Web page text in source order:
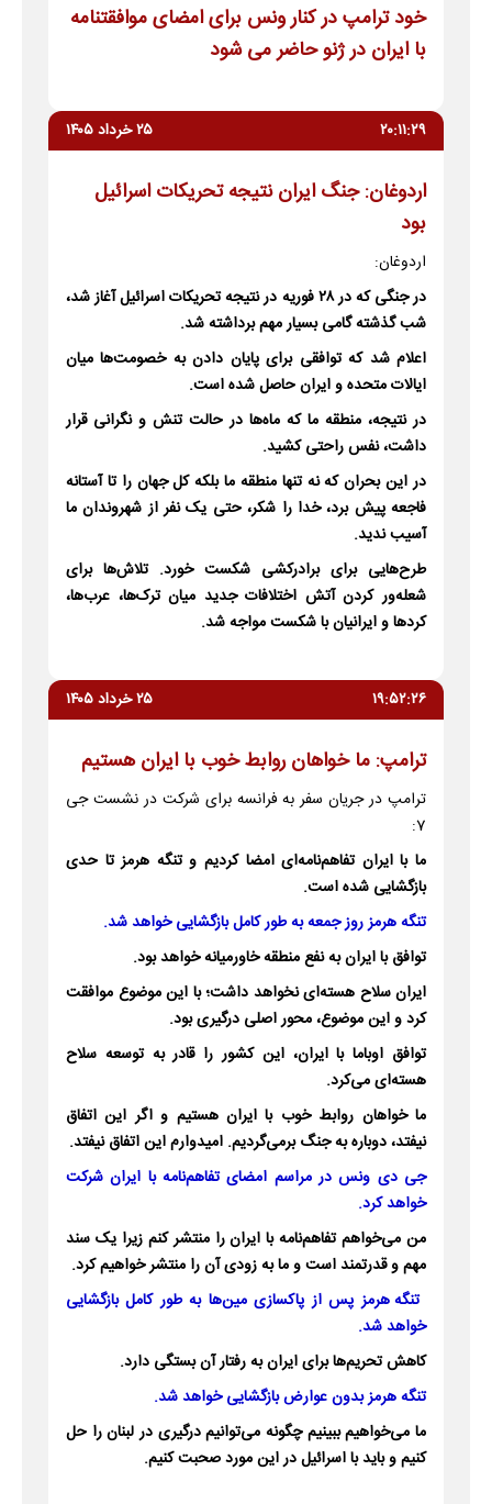
خود ترامپ در کنار ونس برای امضای موافقتنامه
با ایران در ژنو حاضر می شود
۲۰:۱۱:۲۹ ۲۵ خرداد ۱۴۰۵
اردوغان: جنگ ایران نتیجه تحریکات اسرائیل
بود
اردوغان:
در جنگی که در ۲۸ فوریه در نتیجه تحریکات اسرائیل آغاز شد،
شب گذشته گامی بسیار مهم برداشته شد.
اعلام شد که توافقی برای پایان دادن به خصومت‌ها میان
ایالات متحده و ایران حاصل شده است.
در نتیجه، منطقه ما که ماه‌ها در حالت تنش و نگرانی قرار
داشت، نفس راحتی کشید.
در این بحران که نه تنها منطقه ما بلکه کل جهان را تا آستانه
فاجعه پیش برد، خدا را شکر، حتی یک نفر از شهروندان ما
آسیب ندید.
طرح‌هایی برای برادرکشی شکست خورد. تلاش‌ها برای
شعله‌ور کردن آتش اختلافات جدید میان ترک‌ها، عرب‌ها،
کردها و ایرانیان با شکست مواجه شد.
۱۹:۵۲:۲۶ ۲۵ خرداد ۱۴۰۵
ترامپ: ما خواهان روابط خوب با ایران هستیم
ترامپ در جریان سفر به فرانسه برای شرکت در نشست جی
7:
ما با ایران تفاهم‌نامه‌ای امضا کردیم و تنگه هرمز تا حدی
بازگشایی شده است.
تنگه هرمز روز جمعه به طور کامل بازگشایی خواهد شد.
توافق با ایران به نفع منطقه خاورمیانه خواهد بود.
ایران سلاح هسته‌ای نخواهد داشت؛ با این موضوع موافقت
کرد و این موضوع، محور اصلی درگیری بود.
توافق اوباما با ایران، این کشور را قادر به توسعه سلاح
هسته‌ای می‌کرد.
ما خواهان روابط خوب با ایران هستیم و اگر این اتفاق
نیفتد، دوباره به جنگ برمی‌گردیم. امیدوارم این اتفاق نیفتد.
جی دی ونس در مراسم امضای تفاهم‌نامه با ایران شرکت
خواهد کرد.
من می‌خواهم تفاهم‌نامه با ایران را منتشر کنم زیرا یک سند
مهم و قدرتمند است و ما به زودی آن را منتشر خواهیم کرد.
تنگه هرمز پس از پاکسازی مین‌ها به طور کامل بازگشایی
خواهد شد.
کاهش تحریم‌ها برای ایران به رفتار آن بستگی دارد.
تنگه هرمز بدون عوارض بازگشایی خواهد شد.
ما می‌خواهیم ببینیم چگونه می‌توانیم درگیری در لبنان را حل
کنیم و باید با اسرائیل در این مورد صحبت کنیم.